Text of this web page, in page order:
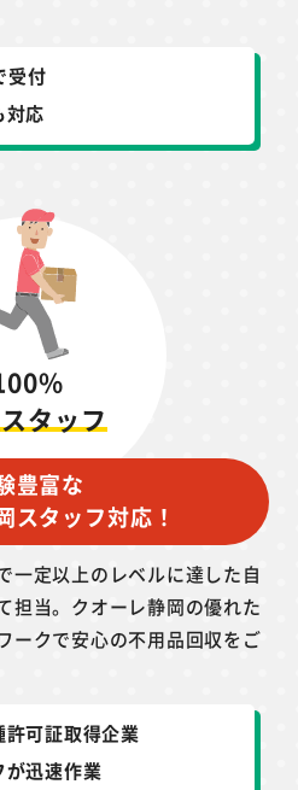
受付
対応
タッフ
豊富な
スタッフ対応！
一定以上のレベルに達した自
担当。クオーレ静岡の優れた
ークで安心の不用品回収をご
可証取得企業
が迅速作業